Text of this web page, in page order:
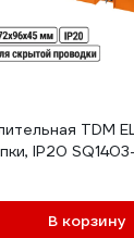
TDM
IP20
В корзину